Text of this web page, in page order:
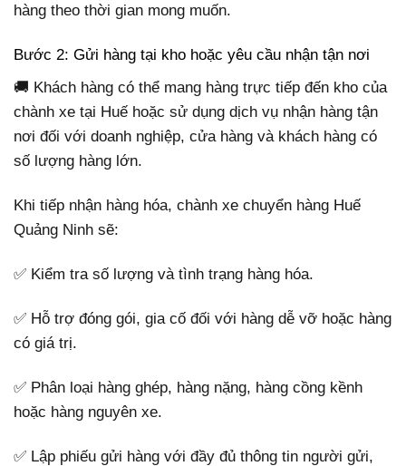
hàng theo thời gian mong muốn.
Bước 2: Gửi hàng tại kho hoặc yêu cầu nhận tận nơi
🚚 Khách hàng có thể mang hàng trực tiếp đến kho của
chành xe tại Huế hoặc sử dụng dịch vụ nhận hàng tận
nơi đối với doanh nghiệp, cửa hàng và khách hàng có
số lượng hàng lớn.
Khi tiếp nhận hàng hóa, chành xe chuyển hàng Huế
Quảng Ninh sẽ:
✅ Kiểm tra số lượng và tình trạng hàng hóa.
✅ Hỗ trợ đóng gói, gia cố đối với hàng dễ vỡ hoặc hàng
có giá trị.
✅ Phân loại hàng ghép, hàng nặng, hàng cồng kềnh
hoặc hàng nguyên xe.
✅ Lập phiếu gửi hàng với đầy đủ thông tin người gửi,